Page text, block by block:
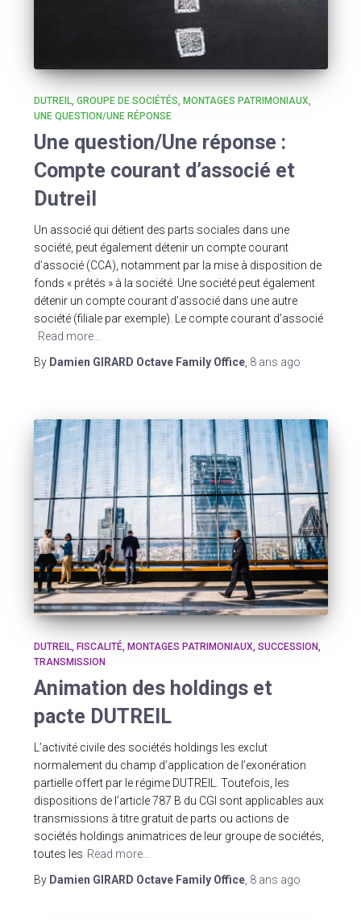
DUTREIL GROUPE DE SOCIÉTÉS
MONTAGES PATRIMONIAUX
UNE QUESTION/UNE RÉPONSE
Une question/Une réponse :
Compte courant d’associé et
Dutreil
Un associé qui détient des parts sociales dans une
société, peut également détenir un compte courant
d’associé (CCA), notamment par la mise à disposition de
fonds « prêtés » à la société. Une société peut également
détenir un compte courant d’associé dans une autre
société (filiale par exemple). Le compte courant d’associé
Read more…
By Damien GIRARD Octave Family Office, 8 ans ago
DUTREIL FISCALITÉ MONTAGES PATRIMONIAUX SUCCESSION
TRANSMISSION
Animation des holdings et
pacte DUTREIL
L’activité civile des sociétés holdings les exclut
normalement du champ d’application de l’exonération
partielle offert par le régime DUTREIL. Toutefois, les
dispositions de l’article 787 B du CGI sont applicables aux
transmissions à titre gratuit de parts ou actions de
sociétés holdings animatrices de leur groupe de sociétés,
toutes les Read more…
By Damien GIRARD Octave Family Office, 8 ans ago